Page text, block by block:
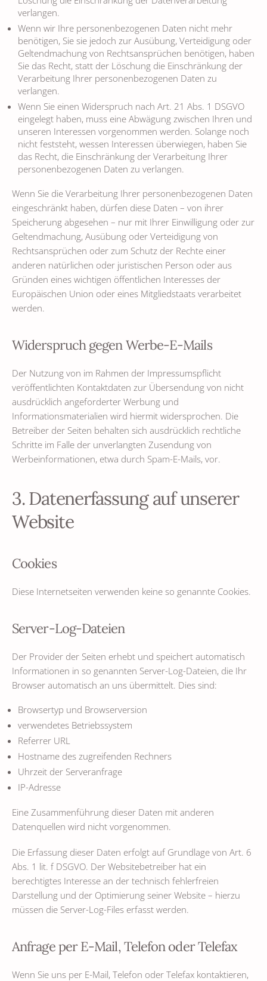
verlangen.
Wenn wir Ihre personenbezogenen Daten nicht mehr
benötigen, Sie sie jedoch zur Ausübung, Verteidigung oder
Geltendmachung von Rechtsansprüchen benötigen, haben
Sie das Recht, statt der Löschung die Einschränkung der
Verarbeitung Ihrer personenbezogenen Daten zu
verlangen.
Wenn Sie einen Widerspruch nach Art. 21 Abs. 1 DSGVO
eingelegt haben, muss eine Abwägung zwischen Ihren und
unseren Interessen vorgenommen werden. Solange noch
nicht feststeht, wessen Interessen überwiegen, haben Sie
das Recht, die Einschränkung der Verarbeitung Ihrer
personenbezogenen Daten zu verlangen.
Wenn Sie die Verarbeitung Ihrer personenbezogenen Daten
eingeschränkt haben, dürfen diese Daten – von ihrer
Speicherung abgesehen – nur mit Ihrer Einwilligung oder zur
Geltendmachung, Ausübung oder Verteidigung von
Rechtsansprüchen oder zum Schutz der Rechte einer
anderen natürlichen oder juristischen Person oder aus
Gründen eines wichtigen öffentlichen Interesses der
Europäischen Union oder eines Mitgliedstaats verarbeitet
werden.
Widerspruch gegen Werbe-E-Mails
Der Nutzung von im Rahmen der Impressumspflicht
veröffentlichten Kontaktdaten zur Übersendung von nicht
ausdrücklich angeforderter Werbung und
Informationsmaterialien wird hiermit widersprochen. Die
Betreiber der Seiten behalten sich ausdrücklich rechtliche
Schritte im Falle der unverlangten Zusendung von
Werbeinformationen, etwa durch Spam-E-Mails, vor.
3. Datenerfassung auf unserer
Website
Cookies
Diese Internetseiten verwenden keine so genannte Cookies.
Server-Log-Dateien
Der Provider der Seiten erhebt und speichert automatisch
Informationen in so genannten Server-Log-Dateien, die Ihr
Browser automatisch an uns übermittelt. Dies sind:
Browsertyp und Browserversion
verwendetes Betriebssystem
Referrer URL
Hostname des zugreifenden Rechners
Uhrzeit der Serveranfrage
IP-Adresse
Eine Zusammenführung dieser Daten mit anderen
Datenquellen wird nicht vorgenommen.
Die Erfassung dieser Daten erfolgt auf Grundlage von Art. 6
Abs. 1 lit. f DSGVO. Der Websitebetreiber hat ein
berechtigtes Interesse an der technisch fehlerfreien
Darstellung und der Optimierung seiner Website – hierzu
müssen die Server-Log-Files erfasst werden.
Anfrage per E-Mail, Telefon oder Telefax
Wenn Sie uns per E-Mail, Telefon oder Telefax kontaktieren,